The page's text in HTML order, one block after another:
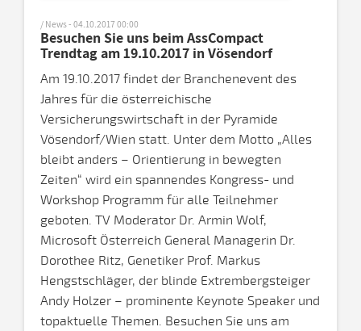
/ News - 04.10.2017 00:00
Besuchen Sie uns beim AssCompact
Trendtag am 19.10.2017 in Vösendorf
Am 19.10.2017 findet der Branchenevent des
Jahres für die österreichische
Versicherungswirtschaft in der Pyramide
Vösendorf/Wien statt. Unter dem Motto „Alles
bleibt anders – Orientierung in bewegten
Zeiten“ wird ein spannendes Kongress- und
Workshop Programm für alle Teilnehmer
geboten. TV Moderator Dr. Armin Wolf,
Microsoft Österreich General Managerin Dr.
Dorothee Ritz, Genetiker Prof. Markus
Hengstschläger, der blinde Extrembergsteiger
Andy Holzer – prominente Keynote Speaker und
topaktuelle Themen. Besuchen Sie uns am